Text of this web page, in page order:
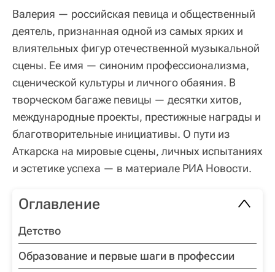
Валерия — российская певица и общественный
деятель, признанная одной из самых ярких и
влиятельных фигур отечественной музыкальной
сцены. Ее имя — синоним профессионализма,
сценической культуры и личного обаяния. В
творческом багаже певицы — десятки хитов,
международные проекты, престижные награды и
благотворительные инициативы. О пути из
Аткарска на мировые сцены, личных испытаниях
и эстетике успеха — в материале РИА Новости.
Оглавление
Детство
Образование и первые шаги в профессии